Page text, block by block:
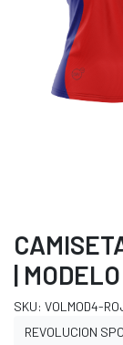
|
SKU: VOLMOD4-
REVOLUCION